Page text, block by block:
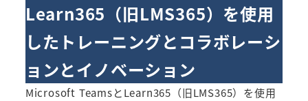
Learn365（旧LMS365） を使用
したトレーニングとコラボレーシ
ョンとイノベーション
Microsoft TeamsとLearn365（旧LMS365） を使用